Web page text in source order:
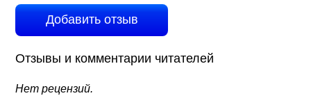
Добавить отзыв
Отзывы и комментарии читателей
Нет рецензий.